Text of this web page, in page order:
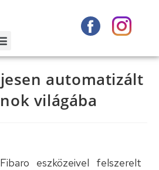
automatizált
világába
eszközeivel felszerelt